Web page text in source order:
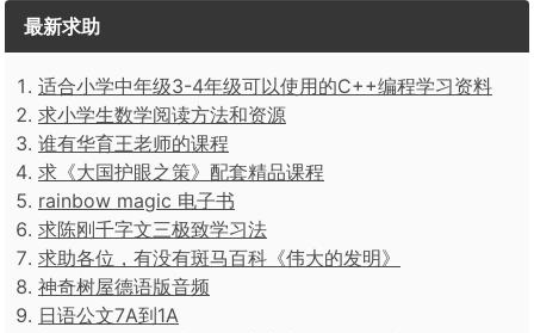
最新求助
适合小学中年级3-4年级可以使用的C++编程学习资料
求小学生数学阅读方法和资源
谁有华育王老师的课程
求《大国护眼之策》配套精品课程
rainbow magic 电子书
求陈刚千字文三极致学习法
求助各位，有没有斑马百科《伟大的发明》
神奇树屋德语版音频
日语公文7A到1A